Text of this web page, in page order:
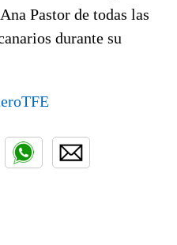
Pastor de todas las
durante su